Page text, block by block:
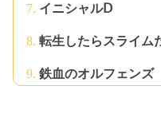
イニシャルⅮ
転生したらスライム
鉄血のオルフェンズ